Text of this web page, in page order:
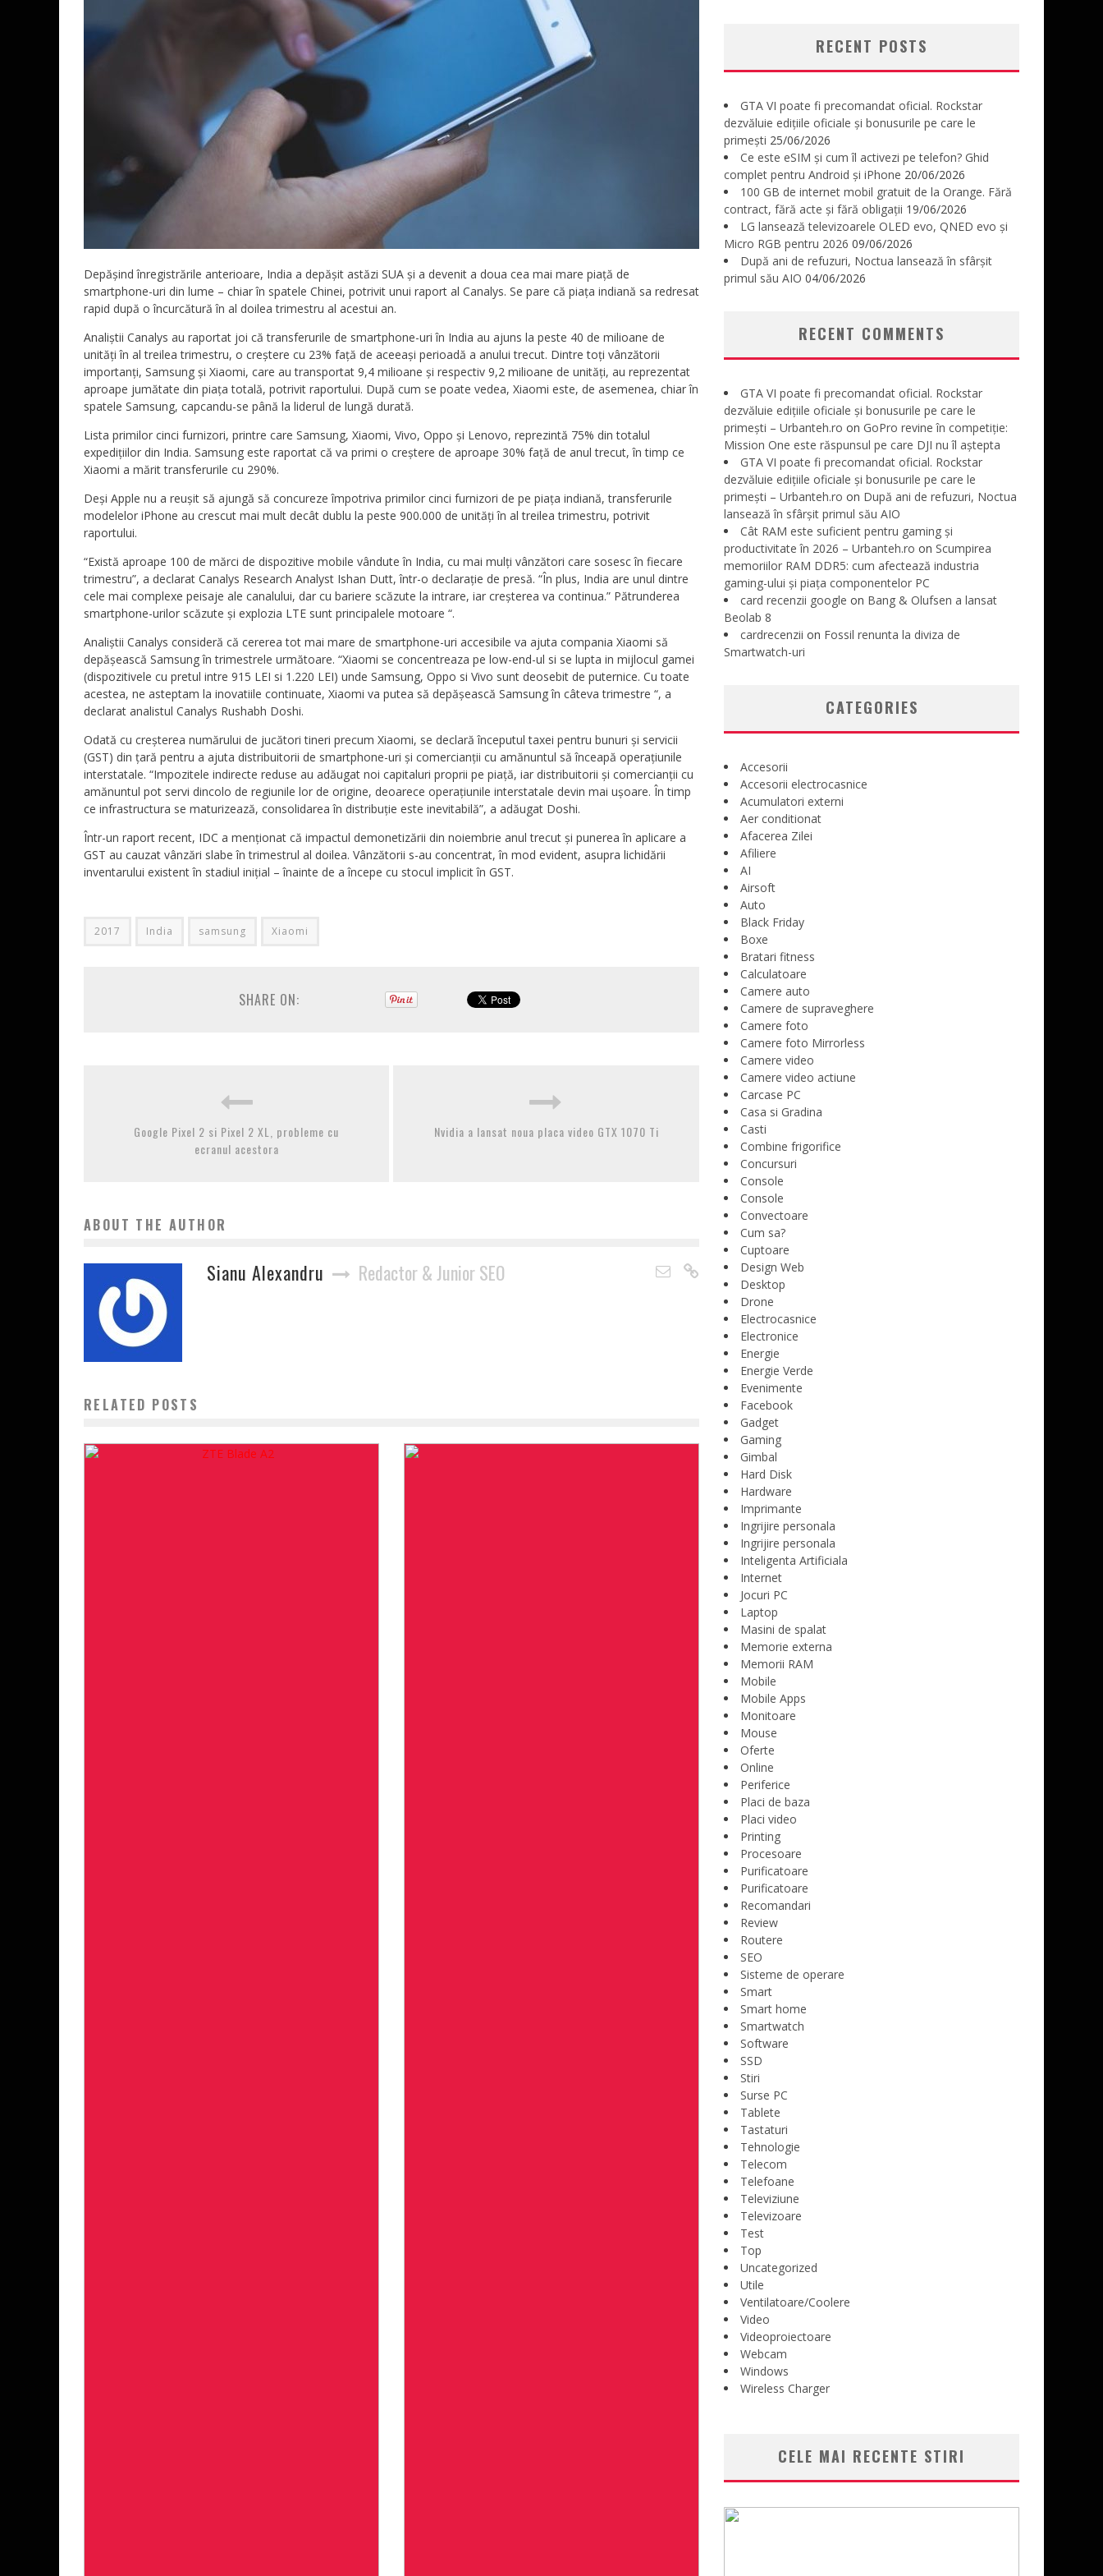
Depășind înregistrările anterioare, India a depășit astăzi SUA și a devenit a doua cea mai mare piață de
smartphone-uri din lume – chiar în spatele Chinei, potrivit unui raport al Canalys. Se pare că piața indiană sa redresat
rapid după o încurcătură în al doilea trimestru al acestui an.
Analiștii Canalys au raportat joi că transferurile de smartphone-uri în India au ajuns la peste 40 de milioane de
unități în al treilea trimestru, o creștere cu 23% față de aceeași perioadă a anului trecut. Dintre toți vânzătorii
importanți, Samsung și Xiaomi, care au transportat 9,4 milioane și respectiv 9,2 milioane de unități, au reprezentat
aproape jumătate din piața totală, potrivit raportului. După cum se poate vedea, Xiaomi este, de asemenea, chiar în
spatele Samsung, capcandu-se până la liderul de lungă durată.
Lista primilor cinci furnizori, printre care Samsung, Xiaomi, Vivo, Oppo și Lenovo, reprezintă 75% din totalul
expedițiilor din India. Samsung este raportat că va primi o creștere de aproape 30% față de anul trecut, în timp ce
Xiaomi a mărit transferurile cu 290%.
Deși Apple nu a reușit să ajungă să concureze împotriva primilor cinci furnizori de pe piața indiană, transferurile
modelelor iPhone au crescut mai mult decât dublu la peste 900.000 de unități în al treilea trimestru, potrivit
raportului.
“Există aproape 100 de mărci de dispozitive mobile vândute în India, cu mai mulți vânzători care sosesc în fiecare
trimestru”, a declarat Canalys Research Analyst Ishan Dutt, într-o declarație de presă. “În plus, India are unul dintre
cele mai complexe peisaje ale canalului, dar cu bariere scăzute la intrare, iar creșterea va continua.” Pătrunderea
smartphone-urilor scăzute și explozia LTE sunt principalele motoare “.
Analiștii Canalys consideră că cererea tot mai mare de smartphone-uri accesibile va ajuta compania Xiaomi să
depășească Samsung în trimestrele următoare. “Xiaomi se concentreaza pe low-end-ul si se lupta in mijlocul gamei
(dispozitivele cu pretul intre 915 LEI si 1.220 LEI) unde Samsung, Oppo si Vivo sunt deosebit de puternice. Cu toate
acestea, ne asteptam la inovatiile continuate, Xiaomi va putea să depășească Samsung în câteva trimestre “, a
declarat analistul Canalys Rushabh Doshi.
Odată cu creșterea numărului de jucători tineri precum Xiaomi, se declară începutul taxei pentru bunuri și servicii
(GST) din țară pentru a ajuta distribuitorii de smartphone-uri și comercianții cu amănuntul să înceapă operațiunile
interstatale. “Impozitele indirecte reduse au adăugat noi capitaluri proprii pe piață, iar distribuitorii și comercianții cu
amănuntul pot servi dincolo de regiunile lor de origine, deoarece operațiunile interstatale devin mai ușoare. În timp
ce infrastructura se maturizează, consolidarea în distribuție este inevitabilă”, a adăugat Doshi.
Într-un raport recent, IDC a menționat că impactul demonetizării din noiembrie anul trecut și punerea în aplicare a
GST au cauzat vânzări slabe în trimestrul al doilea. Vânzătorii s-au concentrat, în mod evident, asupra lichidării
inventarului existent în stadiul inițial – înainte de a începe cu stocul implicit în GST.
2017 India samsung Xiaomi
SHARE ON:
Google Pixel 2 si Pixel 2 XL, probleme cu
ecranul acestora
Nvidia a lansat noua placa video GTX 1070 Ti
ABOUT THE AUTHOR
Sianu Alexandru Redactor & Junior SEO
RELATED POSTS
RECENT POSTS
GTA VI poate fi precomandat oficial. Rockstar
dezvăluie edițiile oficiale și bonusurile pe care le
primești 25/06/2026
Ce este eSIM și cum îl activezi pe telefon? Ghid
complet pentru Android și iPhone 20/06/2026
100 GB de internet mobil gratuit de la Orange. Fără
contract, fără acte și fără obligații 19/06/2026
LG lansează televizoarele OLED evo, QNED evo și
Micro RGB pentru 2026 09/06/2026
După ani de refuzuri, Noctua lansează în sfârșit
primul său AIO 04/06/2026
RECENT COMMENTS
GTA VI poate fi precomandat oficial. Rockstar
dezvăluie edițiile oficiale și bonusurile pe care le
primești – Urbanteh.ro on GoPro revine în competiție:
Mission One este răspunsul pe care DJI nu îl aștepta
GTA VI poate fi precomandat oficial. Rockstar
dezvăluie edițiile oficiale și bonusurile pe care le
primești – Urbanteh.ro on După ani de refuzuri, Noctua
lansează în sfârșit primul său AIO
Cât RAM este suficient pentru gaming și
productivitate în 2026 – Urbanteh.ro on Scumpirea
memoriilor RAM DDR5: cum afectează industria
gaming-ului și piața componentelor PC
card recenzii google on Bang & Olufsen a lansat
Beolab 8
cardrecenzii on Fossil renunta la diviza de
Smartwatch-uri
CATEGORIES
Accesorii
Accesorii electrocasnice
Acumulatori externi
Aer conditionat
Afacerea Zilei
Afiliere
AI
Airsoft
Auto
Black Friday
Boxe
Bratari fitness
Calculatoare
Camere auto
Camere de supraveghere
Camere foto
Camere foto Mirrorless
Camere video
Camere video actiune
Carcase PC
Casa si Gradina
Casti
Combine frigorifice
Concursuri
Console
Console
Convectoare
Cum sa?
Cuptoare
Design Web
Desktop
Drone
Electrocasnice
Electronice
Energie
Energie Verde
Evenimente
Facebook
Gadget
Gaming
Gimbal
Hard Disk
Hardware
Imprimante
Ingrijire personala
Ingrijire personala
Inteligenta Artificiala
Internet
Jocuri PC
Laptop
Masini de spalat
Memorie externa
Memorii RAM
Mobile
Mobile Apps
Monitoare
Mouse
Oferte
Online
Periferice
Placi de baza
Placi video
Printing
Procesoare
Purificatoare
Purificatoare
Recomandari
Review
Routere
SEO
Sisteme de operare
Smart
Smart home
Smartwatch
Software
SSD
Stiri
Surse PC
Tablete
Tastaturi
Tehnologie
Telecom
Telefoane
Televiziune
Televizoare
Test
Top
Uncategorized
Utile
Ventilatoare/Coolere
Video
Videoproiectoare
Webcam
Windows
Wireless Charger
CELE MAI RECENTE STIRI